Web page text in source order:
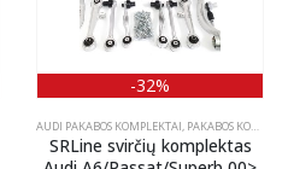
,VW PAKABOS KOMPLEKTAI
-32%
AUDI PAKABOS KOMPLEKTAI, PAKABOS KOMPLEKTAI
SRLine svirčių komplektas